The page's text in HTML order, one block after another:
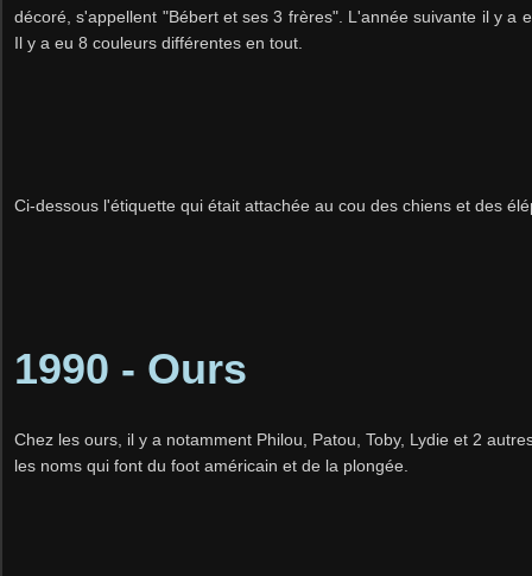
décoré, s'appellent "Bébert et ses 3 frères". L'année suivante il y a
Il y a eu 8 couleurs différentes en tout.
Ci-dessous l'étiquette qui était attachée au cou des chiens et des
1990 - Ours
Chez les ours, il y a notamment Philou, Patou, Toby, Lydie et 2
les noms qui font du foot américain et de la plongée.